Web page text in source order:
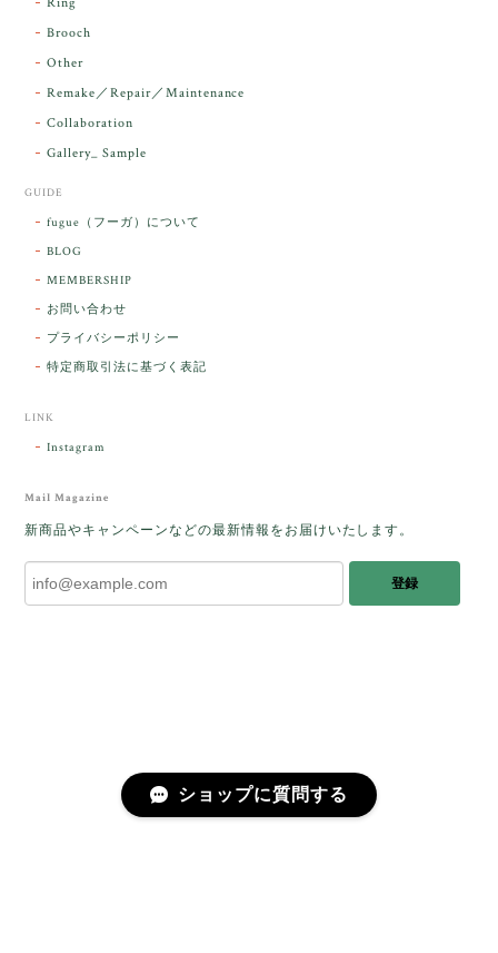
こそ この度は誠にありがとうございまし
た人に幸せが訪れる」という言い伝えがあるケサラン
パサラン。とっても素敵です。メッセージでは色々記
憶違いもありましたが、またいつかお会いして楽しい
した。
をあたたかく迎え入れてくださり とても嬉
しく思います。 この石のふわりとした光を
ランパサラン」でした。これからはT様の
傍で そっと見守ってくれるのではないかな
2025/10/03
Brooch
Other
Remake／Repair／Maintenance
Collaboration
Gallery_ Sample
GUIDE
fugue（フーガ）について
BLOG
MEMBERSHIP
お問い合わせ
プライバシーポリシー
特定商取引法に基づく表記
LINK
Instagram
Mail Magazine
新商品やキャンペーンなどの最新情報をお届けいたします。
登録
ショップに質問する